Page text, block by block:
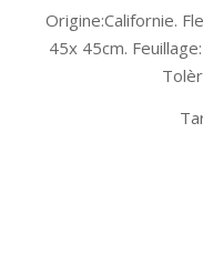
Origine:Californie.
45x 45cm.